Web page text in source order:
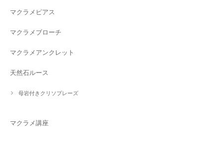
マクラメピアス
マクラメブローチ
マクラメアンクレット
天然石ルース
母岩付きクリソプレーズ
マクラメ講座